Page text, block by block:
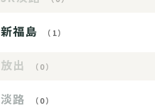
新福島 （1）
放出 （0）
淡路 （0）